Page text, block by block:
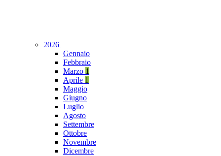
2026
Gennaio
Febbraio
Marzo 1
Aprile 1
Maggio
Giugno
Luglio
Agosto
Settembre
Ottobre
Novembre
Dicembre